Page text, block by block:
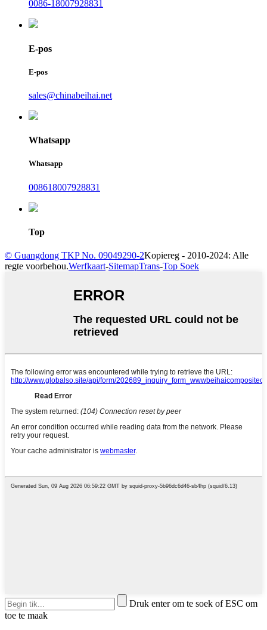
0086-18007928831
E-pos
E-pos
sales@chinabeihai.net
Whatsapp
Whatsapp
008618007928831
Top
© Guangdong TKP No. 09049290-2Kopiereg - 2010-2024: Alle
regte voorbehou.Werfkaart-SitemapTrans-Top Soek
Druk enter om te soek of ESC om
toe te maak